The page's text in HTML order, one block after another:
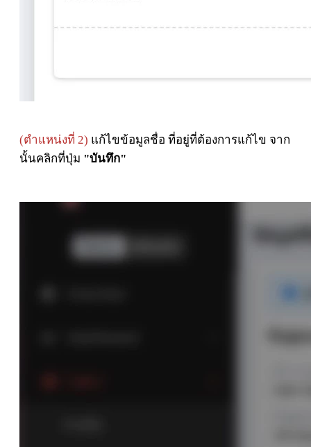
(ตำแหน่งที่ 2) แก้ไขข้อมูลชื่อ ที่อยู่ที่ต้องการแก้ไข จาก
นั้นคลิกที่ปุ่ม "บันทึก"